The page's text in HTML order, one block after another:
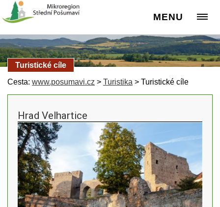
MENU
Turistické cíle
Cesta: www.posumavi.cz > Turistika > Turistické cíle
Hrad Velhartice